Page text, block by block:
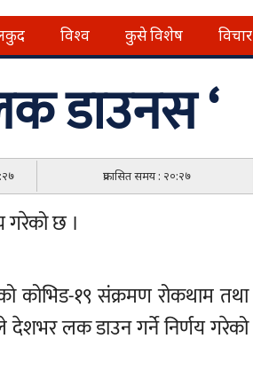
विश्व कुसे विशेष विचार
डाउनस ‘
प्रकासित समय : २०:२७
गरेको छ ।
कोभिड-१९ संक्रमण रोकथाम तथा
लक डाउन गर्ने निर्णय गरेको